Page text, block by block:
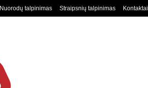
Nuorodų talpinimas Straipsnių talpinimas Kontaktai